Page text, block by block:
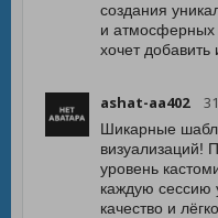
создания
и атмосферных
хочет
ashat-aa402
Шикарные
визуализаций!
уровень
каждую сессию
качество и